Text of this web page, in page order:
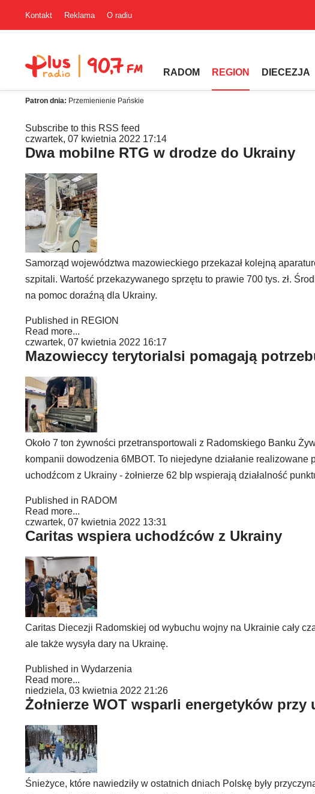
Kontakt Reklama O radiu
RADOM REGION DIECEZJA
Patron dnia: Przemienienie Pańskie
Subscribe to this RSS feed
czwartek, 07 kwietnia 2022 17:14
Dwa mobilne RTG w drodze do Ukrainy
Samorząd województwa mazowieckiego przekazał kolejną
szpitali. Wartość przekazywanego sprzętu to prawie 700 tys. zł.
na pomoc doraźną dla Ukrainy.
Published in REGION
Read more...
czwartek, 07 kwietnia 2022 16:17
Mazowieccy terytorialsi pomagają
Około 7 ton żywności przetransportowali z Radomskiego Banku
kompanii dowodzenia 6MBOT. To niejedyne działanie
uchodźcom z Ukrainy - żołnierze 62 blp wspierają działalność
Published in RADOM
Read more...
czwartek, 07 kwietnia 2022 13:31
Caritas wspiera uchodźców z Ukrainy
Caritas Diecezji Radomskiej od wybuchu wojny na Ukrainie cały
ale także wysyła dary na Ukrainę.
Published in Wydarzenia
Read more...
niedziela, 03 kwietnia 2022 21:26
Żołnierze WOT wsparli energetyków
Śnieżyce, które nawiedziły w ostatnich dniach Polskę były